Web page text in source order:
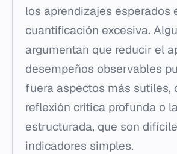
los aprendizajes esperados
cuantificación excesiva.
argumentan que reducir el
desempeños observables
fuera aspectos más sutiles,
reflexión crítica profunda o
estructurada, que son
indicadores simples.